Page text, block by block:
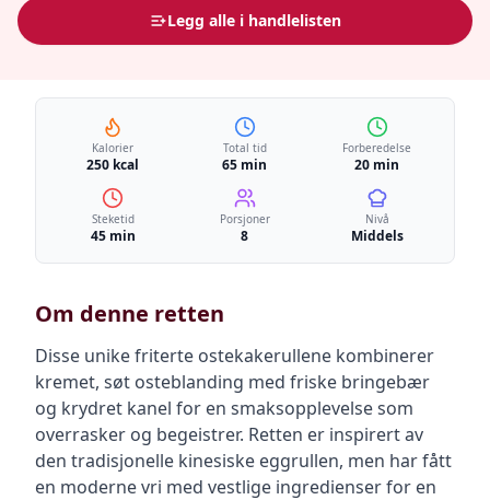
Legg alle i handlelisten
Kalorier
250 kcal
Total tid
65 min
Forberedelse
20 min
Steketid
45 min
Porsjoner
8
Nivå
Middels
Om denne retten
Disse unike friterte ostekakerullene kombinerer
kremet, søt osteblanding med friske bringebær
og krydret kanel for en smaksopplevelse som
overrasker og begeistrer. Retten er inspirert av
den tradisjonelle kinesiske eggrullen, men har fått
en moderne vri med vestlige ingredienser for en